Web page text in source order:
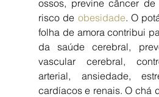
ossos, previne câncer
risco de obesidade. O
folha de amora contribui
da saúde cerebral,
vascular cerebral,
arterial, ansiedade,
cardíacos e renais. O chá